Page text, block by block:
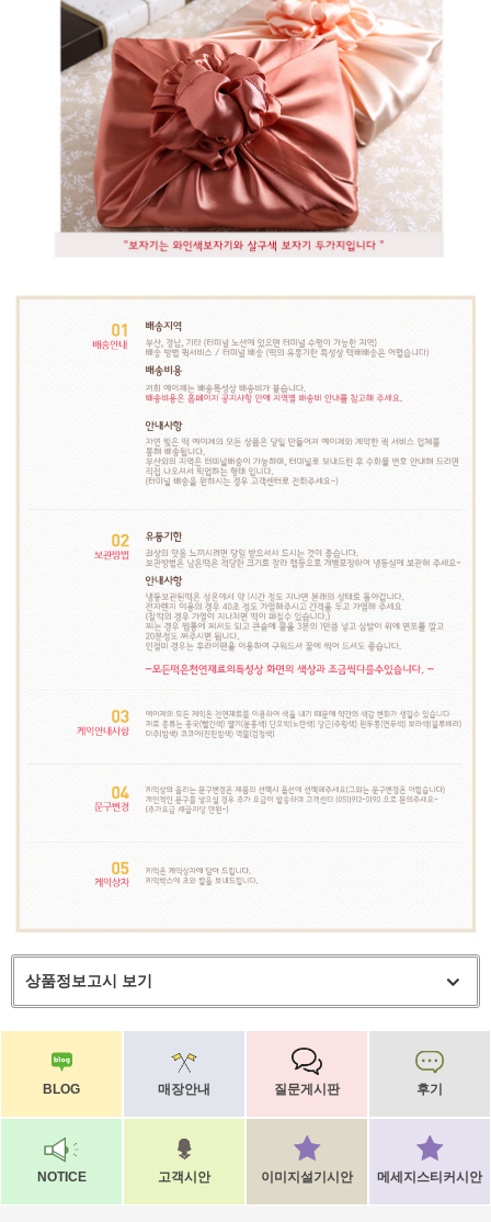
상품정보고시 보기
BLOG 매장안내 질문게시판 후기
NOTICE 고객시안 이미지설기시안 메세지스티커시안